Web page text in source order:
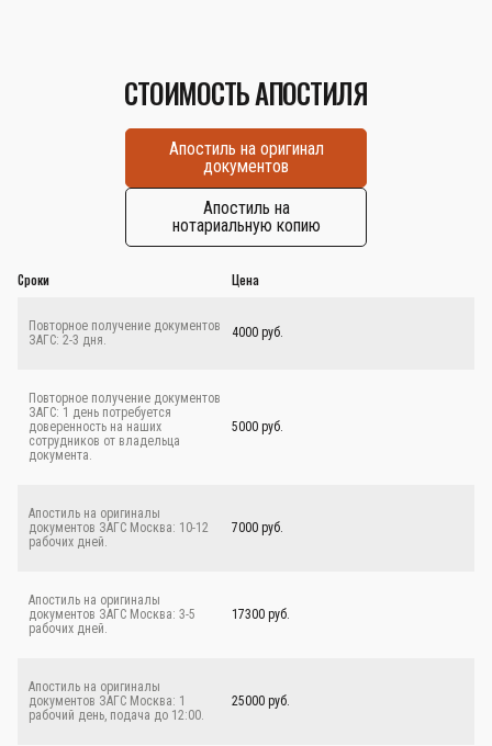
СТОИМОСТЬ АПОСТИЛЯ
Апостиль на оригинал
документов
Апостиль на
нотариальную копию
Сроки Цена
Повторное получение документов
ЗАГС: 2-3 дня.
4000 руб.
Повторное получение документов
ЗАГС: 1 день потребуется
доверенность на наших
сотрудников от владельца
документа.
5000 руб.
Апостиль на оригиналы
документов ЗАГС Москва: 10-12
рабочих дней.
7000 руб.
Апостиль на оригиналы
документов ЗАГС Москва: 3-5
рабочих дней.
17300 руб.
Апостиль на оригиналы
документов ЗАГС Москва: 1
рабочий день, подача до 12:00.
25000 руб.